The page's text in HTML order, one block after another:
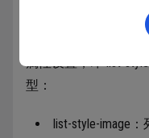
列表在实际应用中非
属性设置，即 list-
型：
list-style-image